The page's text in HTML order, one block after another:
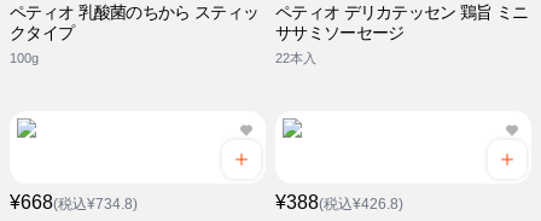
ペティオ 乳酸菌のちから スティッ
クタイプ
100g
ペティオ デリカテッセン 鶏旨 ミニ
ササミソーセージ
22本入
¥668(税込¥734.8) ¥388(税込¥426.8)